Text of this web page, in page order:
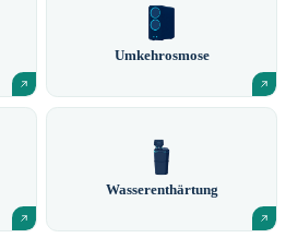
Umkehrosmose
Wasserenthärtung